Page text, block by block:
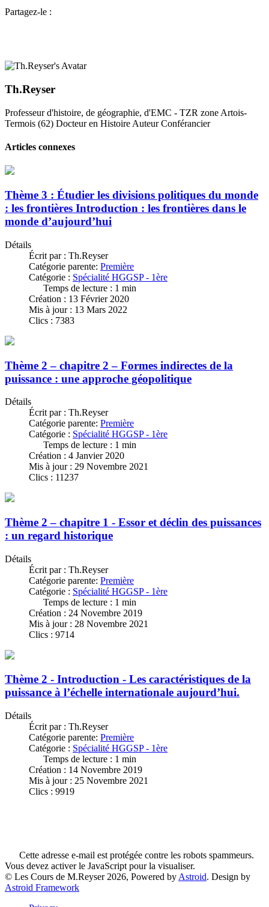
Partagez-le :
Th.Reyser
Professeur d'histoire, de géographie, d'EMC - TZR zone Artois-
Termois (62) Docteur en Histoire Auteur Conférancier
Articles connexes
Thème 3 : Étudier les divisions politiques du monde
: les frontières Introduction : les frontières dans le
monde d’aujourd’hui
Détails
Écrit par : Th.Reyser
Catégorie parente: Première
Catégorie : Spécialité HGGSP - 1ère
Temps de lecture : 1 min
Création : 13 Février 2020
Mis à jour : 13 Mars 2022
Clics : 7383
Thème 2 – chapitre 2 – Formes indirectes de la
puissance : une approche géopolitique
Détails
Écrit par : Th.Reyser
Catégorie parente: Première
Catégorie : Spécialité HGGSP - 1ère
Temps de lecture : 1 min
Création : 4 Janvier 2020
Mis à jour : 29 Novembre 2021
Clics : 11237
Thème 2 – chapitre 1 - Essor et déclin des puissances
: un regard historique
Détails
Écrit par : Th.Reyser
Catégorie parente: Première
Catégorie : Spécialité HGGSP - 1ère
Temps de lecture : 1 min
Création : 24 Novembre 2019
Mis à jour : 28 Novembre 2021
Clics : 9714
Thème 2 - Introduction - Les caractéristiques de la
puissance à l’échelle internationale aujourd’hui.
Détails
Écrit par : Th.Reyser
Catégorie parente: Première
Catégorie : Spécialité HGGSP - 1ère
Temps de lecture : 1 min
Création : 14 Novembre 2019
Mis à jour : 25 Novembre 2021
Clics : 9919
Cette adresse e-mail est protégée contre les robots spammeurs.
Vous devez activer le JavaScript pour la visualiser.
© Les Cours de M.Reyser 2026, Powered by Astroid. Design by
Astroid Framework